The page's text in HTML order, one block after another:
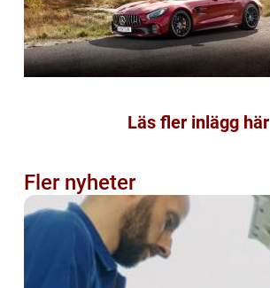
Läs fler inlägg här
Fler nyheter